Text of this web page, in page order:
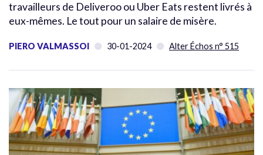
travailleurs de Deliveroo ou Uber Eats restent livrés à
eux-mêmes. Le tout pour un salaire de misère.
PIERO VALMASSOI 30-01-2024 Alter Échos n° 515